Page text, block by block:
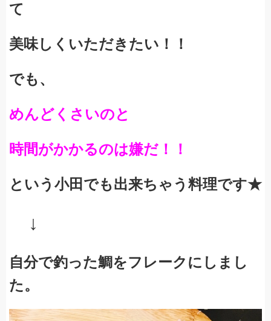
て
美味しくいただきたい！！
でも、
めんどくさいのと
時間がかかるのは嫌だ！！
という小田でも出来ちゃう料理です★
↓
自分で釣った鯛をフレークにしまし
た。